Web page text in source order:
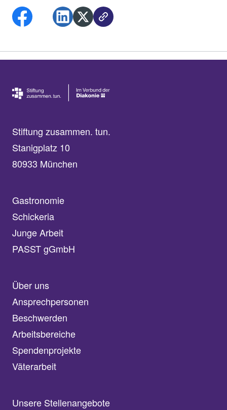
Stiftung zusammen. tun.
Stanigplatz 10
80933 München
Gastronomie
Schickeria
Junge Arbeit
PASST gGmbH
Über uns
Ansprechpersonen
Beschwerden
Arbeitsbereiche
Spendenprojekte
Väterarbeit
Unsere Stellenangebote